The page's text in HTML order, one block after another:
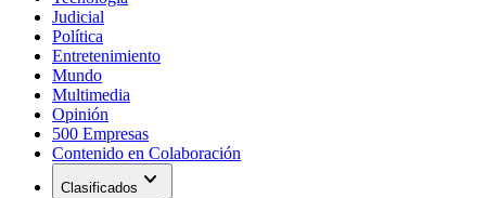
Judicial
Política
Entretenimiento
Mundo
Multimedia
Opinión
500 Empresas
Contenido en Colaboración
Clasificados expand_more